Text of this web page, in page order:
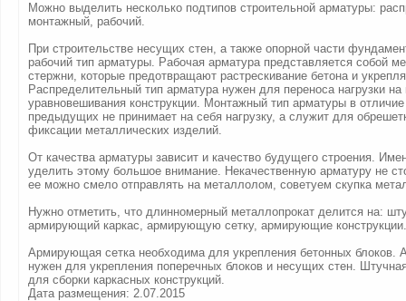
Можно выделить несколько подтипов строительной арматуры:
монтажный, рабочий.
При строительстве несущих стен, а также опорной части
рабочий тип арматуры. Рабочая арматура представляется собой
стержни, которые предотвращают растрескивание бетона и
Распределительный тип арматура нужен для переноса нагрузки
уравновешивания конструкции. Монтажный тип арматуры в
предыдущих не принимает на себя нагрузку, а служит для
фиксации металлических изделий.
От качества арматуры зависит и качество будущего строения.
уделить этому большое внимание. Некачественную арматуру не
ее можно смело отправлять на металлолом, советуем скупка
Нужно отметить, что длинномерный металлопрокат делится на:
армирующий каркас, армирующую сетку, армирующие конструкции.
Армирующая сетка необходима для укрепления бетонных блоков.
нужен для укрепления поперечных блоков и несущих стен.
для сборки каркасных конструкций.
Дата размещения: 2.07.2015